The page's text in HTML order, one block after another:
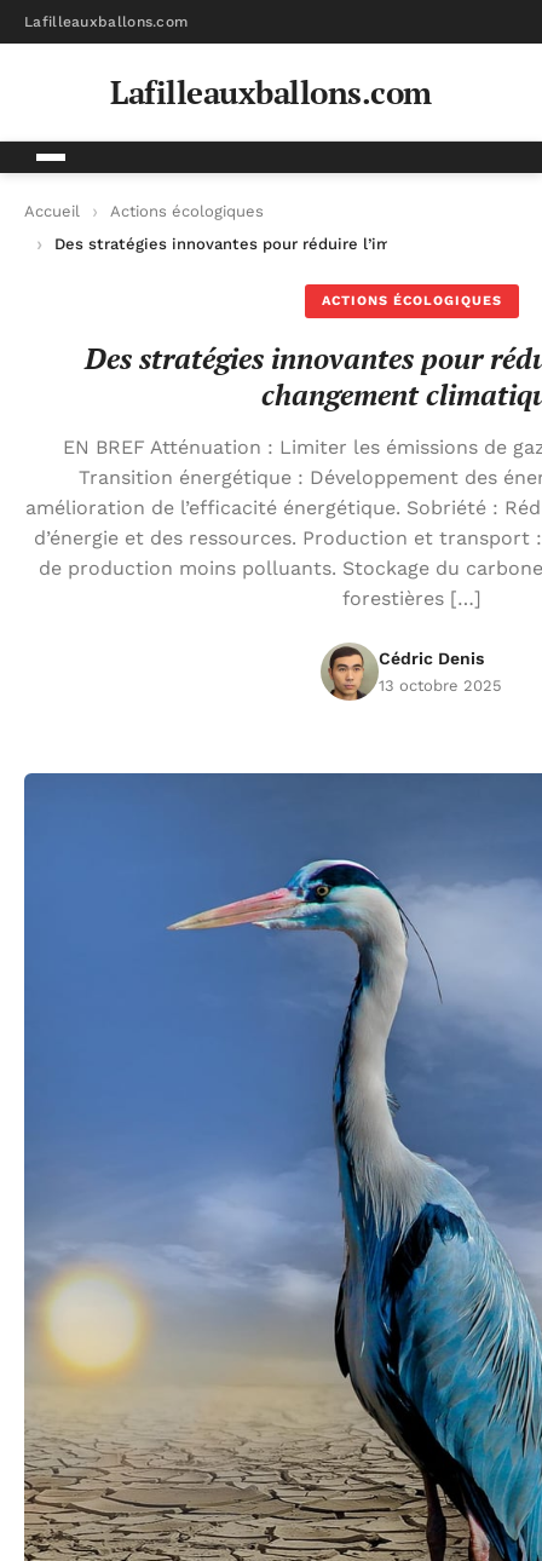
Lafilleauxballons.com
Lafilleauxballons.com
Accueil
Actions écologiques
Des stratégies innovantes pour réduire l’impact du
ACTIONS ÉCOLOGIQUES
Des stratégies innovantes pour
changement
EN BREF Atténuation : Limiter les émissions de
Transition énergétique : Développement des
amélioration de l’efficacité énergétique. Sobriété :
d’énergie et des ressources. Production et transport
de production moins polluants. Stockage du
forestières […]
Cédric Denis
13 octobre 2025